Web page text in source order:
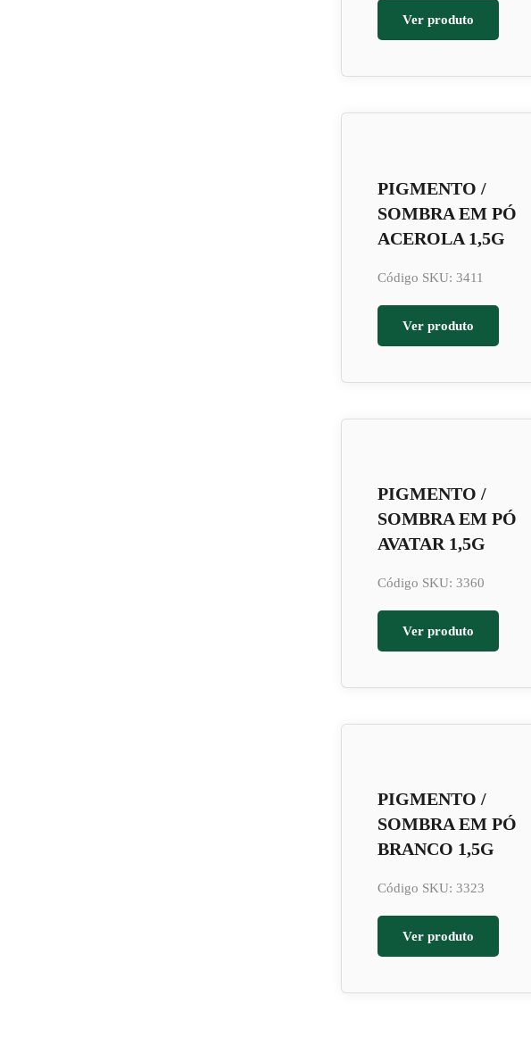
Ver produto
PIGMENTO /
SOMBRA EM PÓ
ACEROLA 1,5G
Código SKU: 3411
Ver produto
PIGMENTO /
SOMBRA EM PÓ
AVATAR 1,5G
Código SKU: 3360
Ver produto
PIGMENTO /
SOMBRA EM PÓ
BRANCO 1,5G
Código SKU: 3323
Ver produto